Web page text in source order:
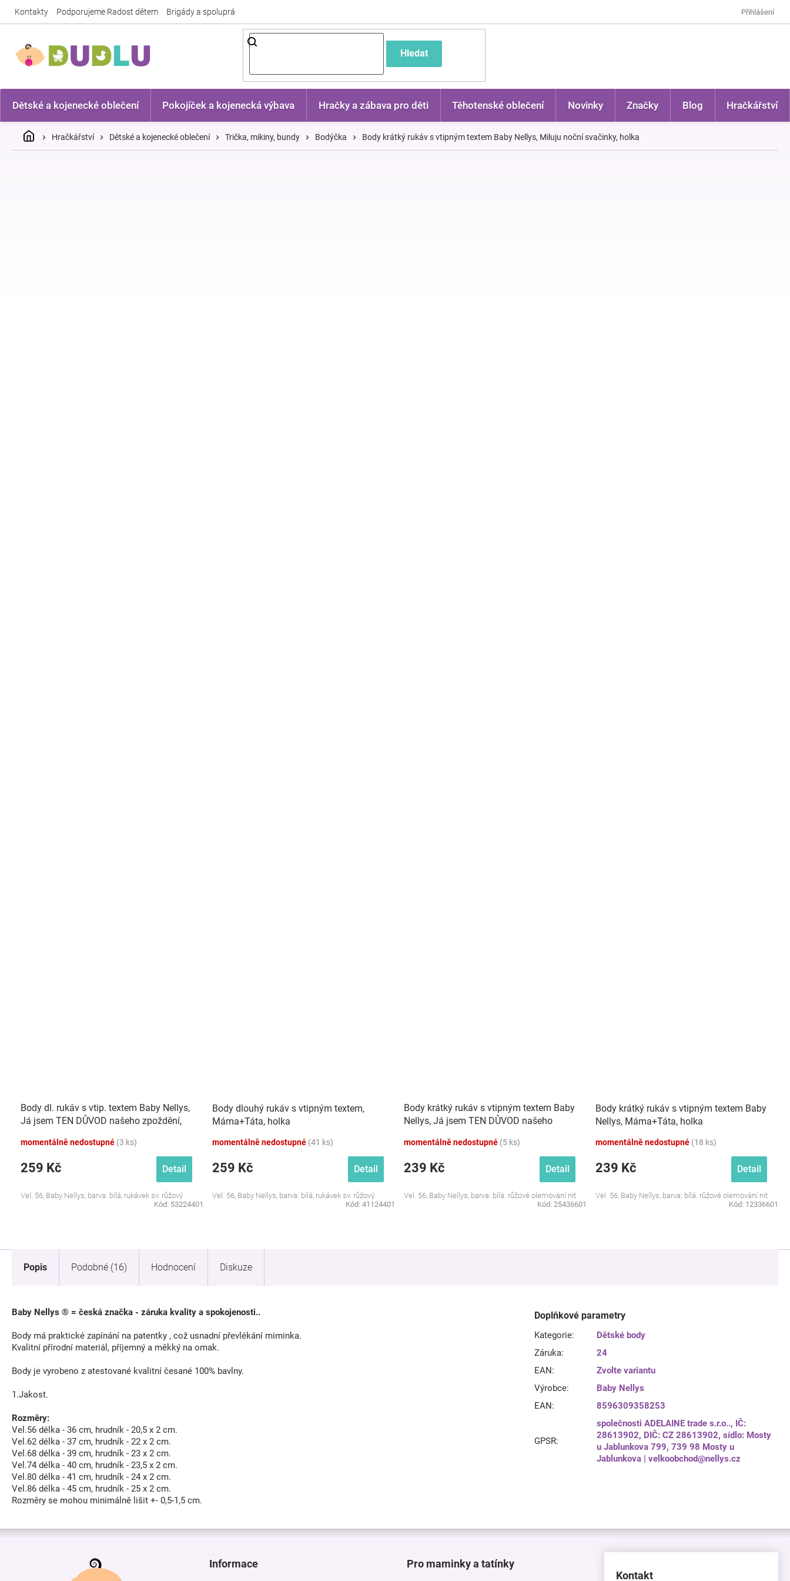
Kontakty Podporujeme Radost dětem Brigády a spolupráce Přihlášení
Hledat
Dětské a kojenecké oblečení Pokojíček a kojenecká výbava Hračky a zábava pro děti Těhotenské oblečení Novinky Značky Blog Hračkářství
DomůHračkářství Dětské a kojenecké oblečení Trička, mikiny, bundy Bodýčka Body krátký rukáv s vtipným textem Baby Nellys, Miluju noční svačinky, holka
Body dl. rukáv s vtip. textem Baby Nellys,
Já jsem TEN DŮVOD našeho zpoždění,
momentálně nedostupné (3 ks)
259 Kč Detail
Vel. 56, Baby Nellys, barva: bílá, rukávek sv. růžový
Kód: 53224401
Body dlouhý rukáv s vtipným textem,
Máma+Táta, holka
momentálně nedostupné (41 ks)
259 Kč Detail
Vel. 56, Baby Nellys, barva: bílá, rukávek sv. růžový
Kód: 41124401
Body krátký rukáv s vtipným textem Baby
Nellys, Já jsem TEN DŮVOD našeho
momentálně nedostupné (5 ks)
239 Kč Detail
Vel. 56, Baby Nellys, barva: bílá. růžové olemování nit
Kód: 25436601
Body krátký rukáv s vtipným textem Baby
Nellys, Máma+Táta, holka
momentálně nedostupné (18 ks)
239 Kč Detail
Vel. 56, Baby Nellys, barva: bílá. růžové olemování nit
Kód: 12336601
Popis Podobné (16) Hodnocení Diskuze
Baby Nellys ® = česká značka - záruka kvality a spokojenosti..
Body má praktické zapínání na patentky , což usnadní převlékání miminka.
Kvalitní přírodní materiál, příjemný a měkký na omak.
Body je vyrobeno z atestované kvalitní česané 100% bavlny.
1.Jakost.
Rozměry:
Vel.56 délka - 36 cm, hrudník - 20,5 x 2 cm.
Vel.62 délka - 37 cm, hrudník - 22 x 2 cm.
Vel.68 délka - 39 cm, hrudník - 23 x 2 cm.
Vel.74 délka - 40 cm, hrudník - 23,5 x 2 cm.
Vel.80 délka - 41 cm, hrudník - 24 x 2 cm.
Vel.86 délka - 45 cm, hrudník - 25 x 2 cm.
Rozměry se mohou minimálně lišit +- 0,5-1,5 cm.
Doplňkové parametry
Kategorie:
Dětské body
Záruka:
24
EAN:
Zvolte variantu
Výrobce:
Baby Nellys
EAN: 8596309358253
GPSR:
společnosti ADELAINE trade s.r.o.., IČ:
28613902, DIČ: CZ 28613902, sídlo: Mosty
u Jablunkova 799, 739 98 Mosty u
Jablunkova | velkoobchod@nellys.cz
Z
Informace
Pro maminky a tatínky
Kontakt